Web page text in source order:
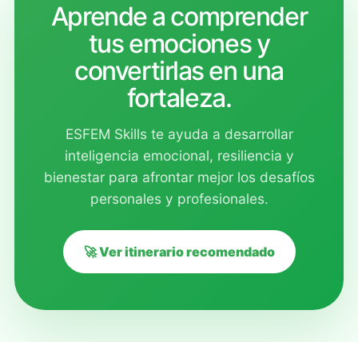
Aprende a comprender
tus emociones y
convertirlas en una
fortaleza.
ESFEM Skills te ayuda a desarrollar
inteligencia emocional, resiliencia y
bienestar para afrontar mejor los desafíos
personales y profesionales.
🚀 Ver itinerario recomendado